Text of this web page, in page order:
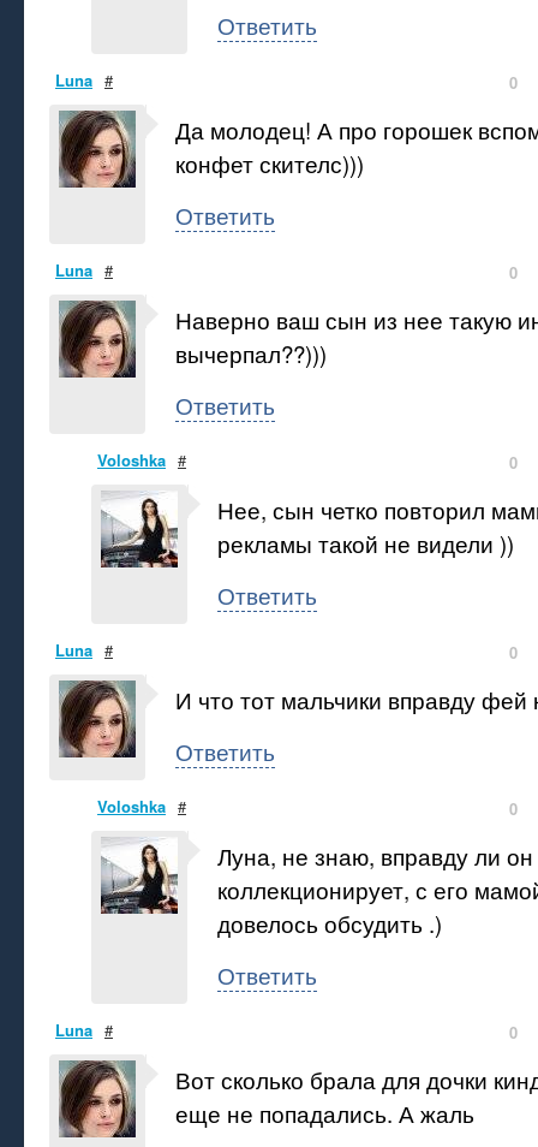
Ответить
Luna # 0
Да молодец! А про горошек
конфет скителс)))
Ответить
Luna # 0
Наверно ваш сын из нее такую
вычерпал??)))
Ответить
Voloshka # 0
Нее, сын четко повторил
рекламы такой не видели ))
Ответить
Luna # 0
И что тот мальчики вправду фей
Ответить
Voloshka # 0
Луна, не знаю, вправду ли
коллекционирует, с его
довелось обсудить .)
Ответить
Luna # 0
Вот сколько брала для дочки
еще не попадались. А жаль